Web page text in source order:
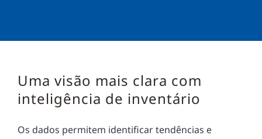
Uma visão mais clara com
inteligência de inventário
Os dados permitem identificar tendências e